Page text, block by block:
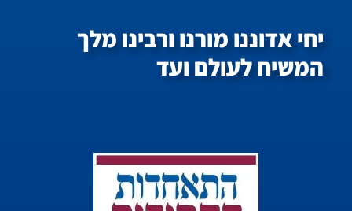
יחי אדוננו מורנו ורבינו מלך
המשיח לעולם ועד